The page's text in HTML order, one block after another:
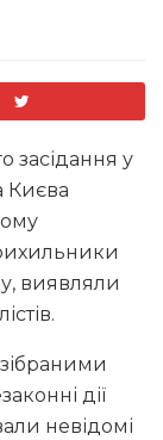
засідання у
Києва
виявляли
дії
невідомі